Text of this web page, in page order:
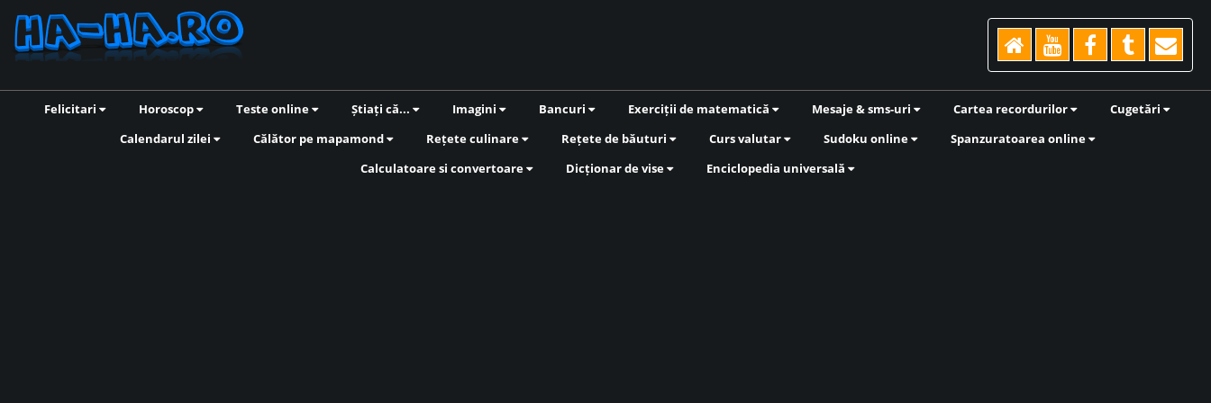
Felicitari Horoscop Teste online Știați că... Imagini Bancuri Exerciții de matematică Mesaje & sms-uri Cartea recordurilor
Cugetări
Calendarul zilei
Călător pe mapamond Rețete culinare Rețete de băuturi Curs valutar Sudoku online
Spanzuratoarea online
Calculatoare si convertoare
Dicționar de vise Enciclopedia universală